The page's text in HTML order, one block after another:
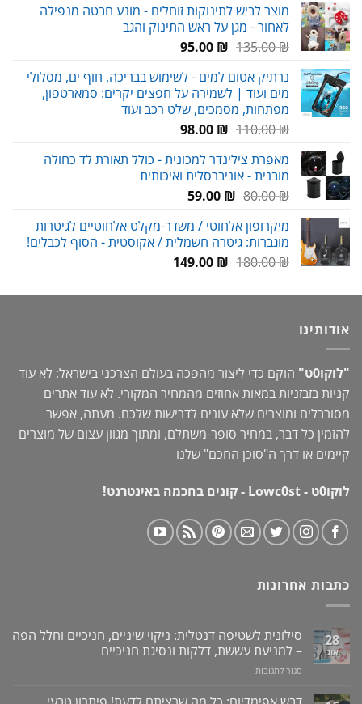
עד
מוצר לביש לתינוקות זוחלים - מונע חבטה מנפילה
לאחור - מגן על ראש התינוק והגב
135.00₪
המחיר
היה:
135.00 ₪.
95.00 ₪
המחיר
הוא:
95.00 ₪.
נרתיק אטום למים - לשימוש בבריכה, חוף ים, מסלולי
מים ועוד | לשמירה על חפצים יקרים: סמארטפון,
מפתחות, מסמכים, שלט רכב ועוד
110.00₪
המחיר
היה:
110.00 ₪.
98.00 ₪
המחיר
הוא:
98.00 ₪.
מאפרת צילינדר למכונית - כולל תאורת לד כחולה
מובנית - אוניברסלית ואיכותית
80.00₪
המחיר
היה:
80.00 ₪.
59.00 ₪
המחיר
הוא:
59.00 ₪.
מיקרופון אלחוטי / משדר-מקלט אלחוטיים לגיטרות
מוגברות: גיטרה חשמלית / אקוסטית - הסוף לכבלים!
180.00₪
המחיר
היה:
149.00 ₪
המחיר
הוא:
אודותינו
"לוקו0ט"
הוקם כדי ליצור מהפכה בעולם הצרכני בישראל: לא עוד
קניות בזבזניות במאות אחוזים מהמחיר המקורי. לא עוד אתרים
מסורבלים ומוצרים שלא עונים לדרישות שלכם. מעתה, אפשר
להזמין כל דבר, במחיר סופר-משתלם, ומתוך מגוון עצום של מוצרים
קיימים או דרך ה"סוכן החכם" שלנו
לוקו0ט - Lowc0st - קונים בחכמה באינטרנט!
כתבות אחרונות
28
אוג
סילונית לשטיפה דנטלית: ניקוי שיניים, חניכיים וחלל הפה
– למניעת עששת, דלקות ונסיגת חניכיים
סגור לתגובות
לשטיפה